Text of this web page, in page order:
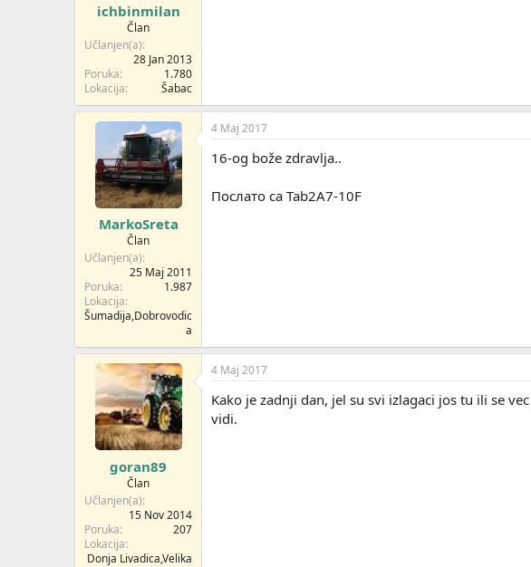
ichbinmilan
Član
Učlanjen(a)
28 Jan 2013
Poruka
1.780
Lokacija
Šabac
MarkoSreta
Član
Učlanjen(a)
25 Maj 2011
Poruka
1.987
Lokacija
Šumadija,Dobrovodic
a
4 Maj 2017
16-og bože zdravlja..
Послато са Tab2A7-10F
goran89
Član
Učlanjen(a)
15 Nov 2014
Poruka
207
Lokacija
Donja Livadica,Velika
4 Maj 2017
Kako je zadnji dan, jel su svi izlagaci jos tu ili se
vidi.